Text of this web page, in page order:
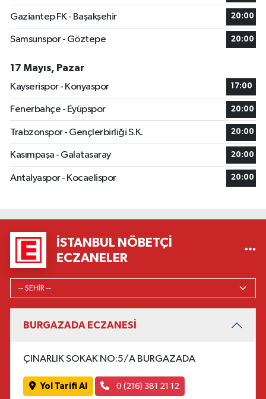
Gaziantep FK - Başakşehir 20:00
Samsunspor - Göztepe 20:00
17 Mayıs, Pazar
Kayserispor - Konyaspor
17:00
Fenerbahçe - Eyüpspor 20:00
Trabzonspor - Gençlerbirliği S.K. 20:00
Kasımpaşa - Galatasaray 20:00
Antalyaspor - Kocaelispor 20:00
İSTANBUL NÖBETÇI
ECZANELER
BURGAZADA ECZANESİ
ÇINARLIK SOKAK NO:5/A BURGAZADA
Yol Tarifi Al 0 (216) 381 21 12